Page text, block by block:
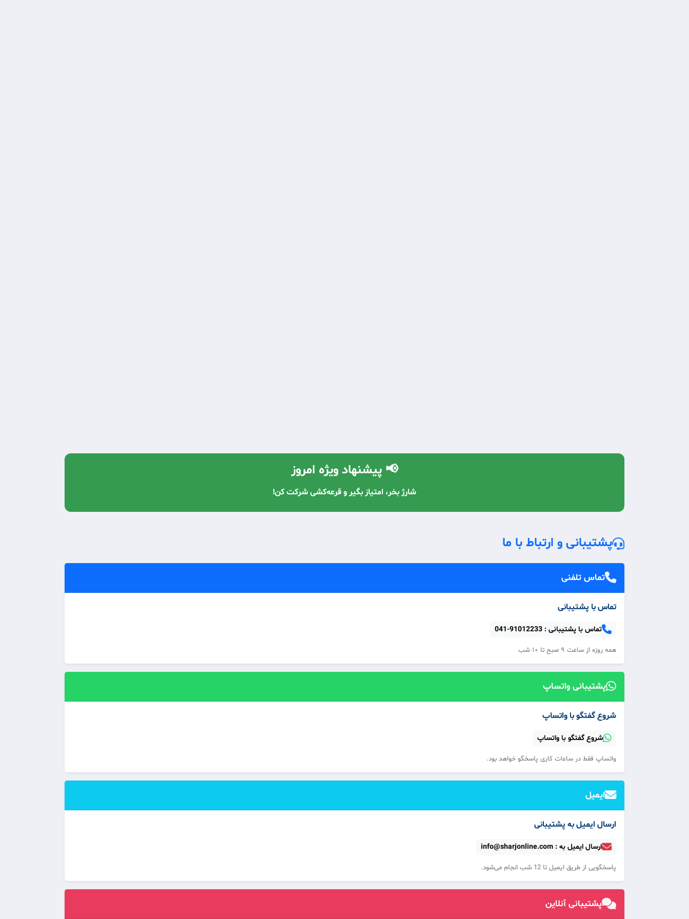
📢 پیشنهاد ویژه امروز
با معرفی دوستان، شارژ رایگان دریافت کن! 🔥
پشتیبانی و ارتباط با ما
تماس تلفنی
تماس با پشتیبانی
تماس با پشتیبانی : 041-91012233
همه‌ روزه از ساعت ۹ صبح تا ۱۰ شب
پشتیبانی واتساپ
شروع گفتگو با واتساپ
شروع گفتگو با واتساپ
واتساپ فقط در ساعات کاری پاسخگو خواهد بود.
ایمیل
ارسال ایمیل به پشتیبانی
ارسال ایمیل به : info@sharjonline.com
پاسخگویی از طریق ایمیل تا 12 شب انجام می‌شود.
پشتیبانی آنلاین